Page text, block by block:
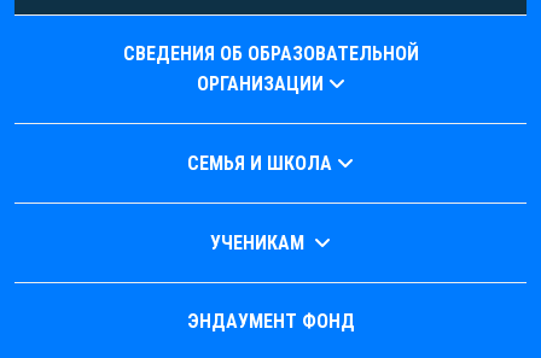
СВЕДЕНИЯ ОБ ОБРАЗОВАТЕЛЬНОЙ
ОРГАНИЗАЦИИ
СЕМЬЯ И ШКОЛА
УЧЕНИКАМ
ЭНДАУМЕНТ ФОНД